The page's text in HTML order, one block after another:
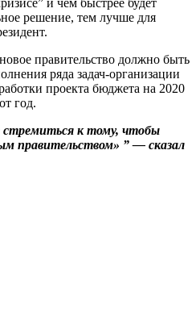
решение, тем лучше для
правительство должно быть
ряда задач-организации
проекта бюджета на 2020
год.
к тому, чтобы
правительством» ” — сказал